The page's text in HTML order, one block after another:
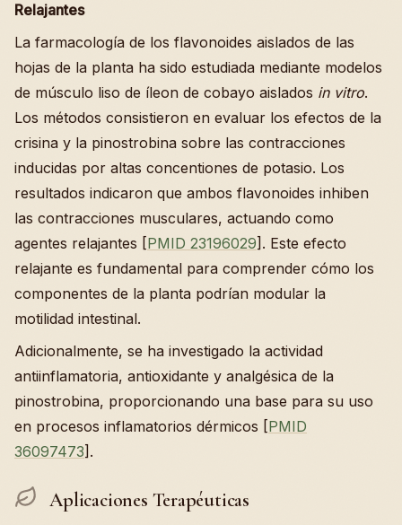
Relajantes
La farmacología de los flavonoides aislados de las
hojas de la planta ha sido estudiada mediante modelos
de músculo liso de íleon de cobayo aislados in vitro.
Los métodos consistieron en evaluar los efectos de la
crisina y la pinostrobina sobre las contracciones
inducidas por altas concentiones de potasio. Los
resultados indicaron que ambos flavonoides inhiben
las contracciones musculares, actuando como
agentes relajantes [PMID 23196029]. Este efecto
relajante es fundamental para comprender cómo los
componentes de la planta podrían modular la
motilidad intestinal.
Adicionalmente, se ha investigado la actividad
antiinflamatoria, antioxidante y analgésica de la
pinostrobina, proporcionando una base para su uso
en procesos inflamatorios dérmicos [PMID
36097473].
Aplicaciones Terapéuticas